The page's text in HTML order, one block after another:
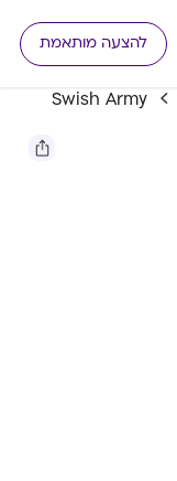
להצעה מותאמת
Swish Army